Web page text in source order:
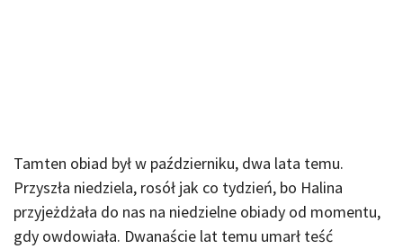
Tamten obiad był w październiku, dwa lata temu.
Przyszła niedziela, rosół jak co tydzień, bo Halina
przyjeżdżała do nas na niedzielne obiady od momentu,
gdy owdowiała. Dwanaście lat temu umarł teść